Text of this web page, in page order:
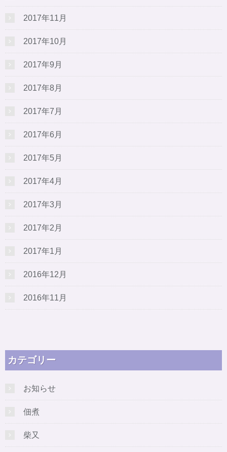
2017年11月
2017年10月
2017年9月
2017年8月
2017年7月
2017年6月
2017年5月
2017年4月
2017年3月
2017年2月
2017年1月
2016年12月
2016年11月
カテゴリー
お知らせ
佃煮
柴又